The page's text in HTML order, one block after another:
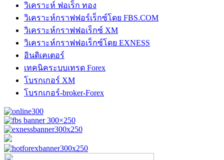
วิเคราะห์ ฟอเร็ก ทอง
วิเคราะห์กราฟฟอร์เร็กซ์โดย FBS.COM
วิเคราะห์กราฟฟอเร็กซ์ XM
วิเคราะห์กราฟฟอเร็กซ์โดย EXNESS
อินดิเคเตอร์
เทคนิคระบบเทรด Forex
โบรกเกอร์ XM
โบรกเกอร์-broker-Forex